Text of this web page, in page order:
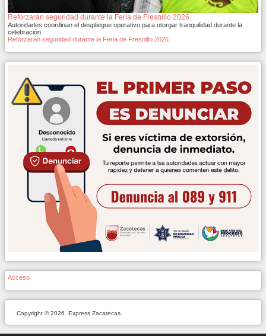
Reforzarán seguridad durante la Feria de Fresnillo 2026
Autoridades coordinan el despliegue operativo para otorgar tranquilidad durante la
celebración
Reforzarán seguridad durante la Feria de Fresnillo 2026
Acceso
Copyright © 2026. Express Zacatecas.